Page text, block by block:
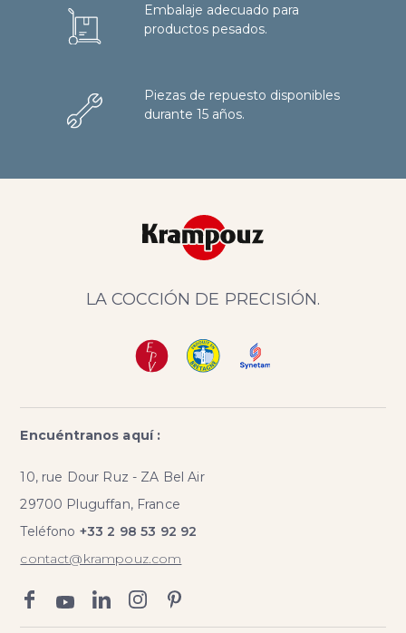
Embalaje adecuado para
productos pesados.
Piezas de repuesto disponibles
durante 15 años.
LA COCCIÓN DE PRECISIÓN.
Encuéntranos aquí :
10, rue Dour Ruz - ZA Bel Air
29700 Pluguffan, France
Teléfono +33 2 98 53 92 92
contact@krampouz.com